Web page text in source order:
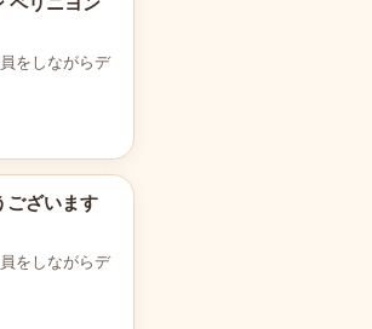
をしながらデ
ございます
をしながらデ